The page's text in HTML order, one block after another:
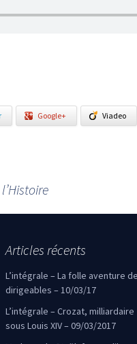
Google+ Viadeo
Articles récents
L’intégrale – La folle aventure
dirigeables – 10/03/17
L’intégrale – Crozat, milliardaire
sous Louis XIV – 09/03/2017